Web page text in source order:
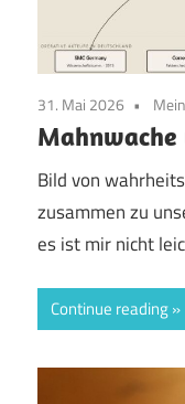
31. Mai 2026
Bild von
zusammen zu
es ist mir nicht
Continue reading